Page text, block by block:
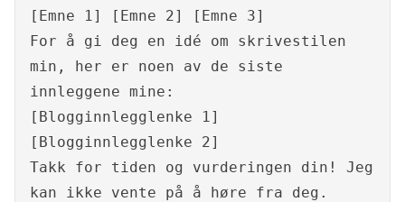
[Emne 1] [Emne 2] [Emne 3]
For å gi deg en idé om skrivestilen
min, her er noen av de siste
innleggene mine:
[Blogginnlegglenke 1]
[Blogginnlegglenke 2]
Takk for tiden og vurderingen din! Jeg
kan ikke vente på å høre fra deg.